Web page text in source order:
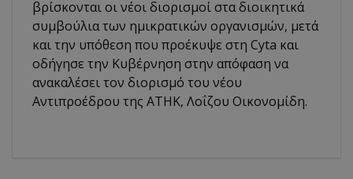
βρίσκονται οι νέοι διορισμοί στα διοικητικά
συμβούλια των ημικρατικών οργανισμών, μετά
και την υπόθεση που προέκυψε στη Cyta και
οδήγησε την Κυβέρνηση στην απόφαση να
ανακαλέσει τον διορισμό του νέου
Αντιπροέδρου της ΑΤΗΚ, Λοΐζου Οικονομίδη.